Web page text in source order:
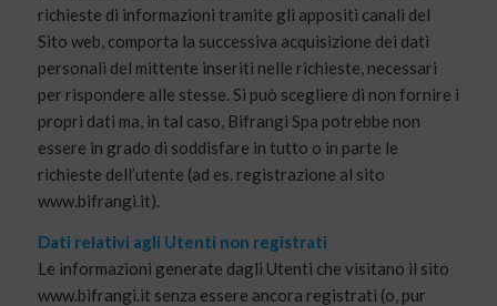
richieste di informazioni tramite gli appositi canali del
Sito web, comporta la successiva acquisizione dei dati
personali del mittente inseriti nelle richieste, necessari
per rispondere alle stesse. Si può scegliere di non fornire i
propri dati ma, in tal caso, Bifrangi Spa potrebbe non
essere in grado di soddisfare in tutto o in parte le
richieste dell’utente (ad es. registrazione al sito
www.bifrangi.it).
Dati relativi agli Utenti non registrati
Le informazioni generate dagli Utenti che visitano il sito
www.bifrangi.it senza essere ancora registrati (o, pur